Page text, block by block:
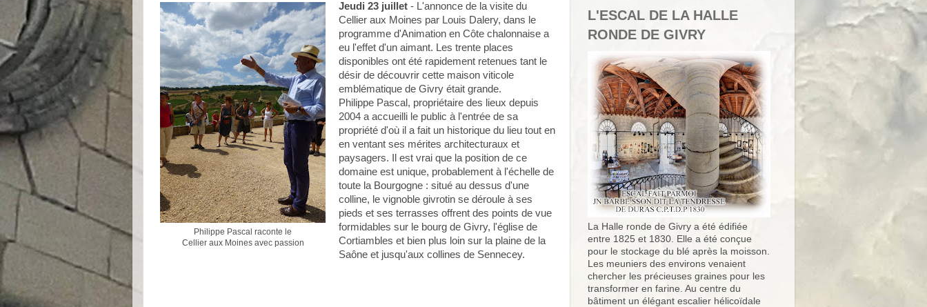
Philippe Pascal raconte le
Cellier aux Moines avec passion
Jeudi 23 juillet - L'annonce de la visite du
Cellier aux Moines par Louis Dalery, dans le
programme d'Animation en Côte chalonnaise a
eu l'effet d'un aimant. Les trente places
disponibles ont été rapidement retenues tant le
désir de découvrir cette maison viticole
emblématique de Givry était grande.
Philippe Pascal, propriétaire des lieux depuis
2004 a accueilli le public à l'entrée de sa
propriété d'où il a fait un historique du lieu tout en
en ventant ses mérites architecturaux et
paysagers. Il est vrai que la position de ce
domaine est unique, probablement à l'échelle de
toute la Bourgogne : situé au dessus d'une
colline, le vignoble givrotin se déroule à ses
pieds et ses terrasses offrent des points de vue
formidables sur le bourg de Givry, l'église de
Cortiambles et bien plus loin sur la plaine de la
Saône et jusqu'aux collines de Sennecey.
L'ESCAL DE LA HALLE
RONDE DE GIVRY
La Halle ronde de Givry a été édifiée
entre 1825 et 1830. Elle a été conçue
pour le stockage du blé après la moisson.
Les meuniers des environs venaient
chercher les précieuses graines pour les
transformer en farine. Au centre du
bâtiment un élégant escalier hélicoïdale